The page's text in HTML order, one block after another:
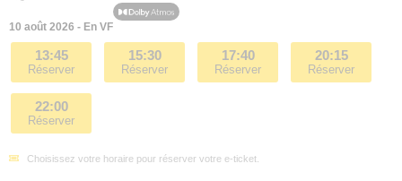
10 août 2026 - En VF
13:45
Réserver
15:30
Réserver
17:40
Réserver
20:15
Réserver
22:00
Réserver
Choisissez votre horaire pour réserver votre e-ticket.